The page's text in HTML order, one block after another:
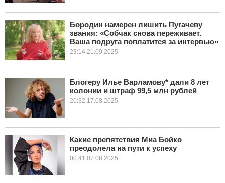
Бородин намерен лишить Пугачеву
звания: «Собчак снова переживает.
Ваша подруга поплатится за интервью»
23:14 21.09.2025
Блогеру Илье Варламову* дали 8 лет
колонии и штраф 99,5 млн рублей
20:32 17.08.2025
Какие препятствия Миа Бойко
преодолела на пути к успеху
00:41 07.08.2025